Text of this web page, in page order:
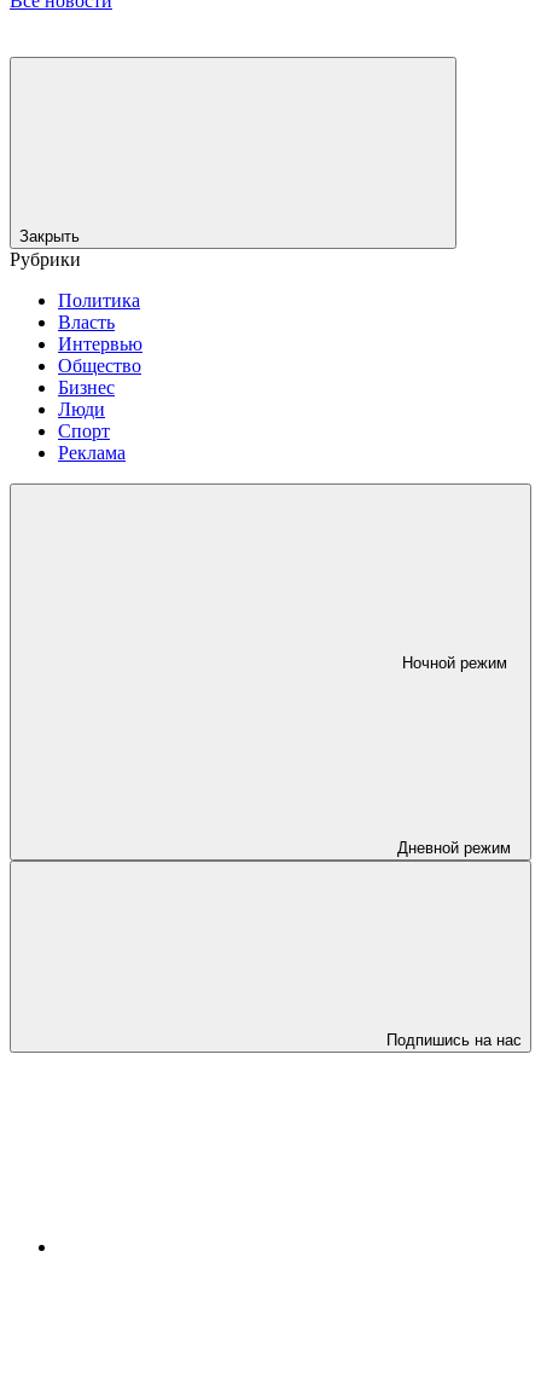
Закрыть
Рубрики
Политика
Власть
Интервью
Общество
Бизнес
Люди
Спорт
Реклама
Ночной режим
Дневной режим
Подпишись на нас